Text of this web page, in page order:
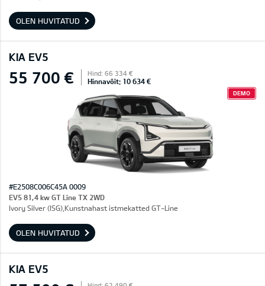
OLEN HUVITATUD
KIA EV5
55 700 € Hind: 66 334 €
Hinnavõit: 10 634 €
DEMO
#E2508C006C45A 0009
EV5 81,4 kw GT Line TX 2WD
Ivory Silver (ISG),Kunstnahast istmekatted GT-Line
OLEN HUVITATUD
KIA EV5